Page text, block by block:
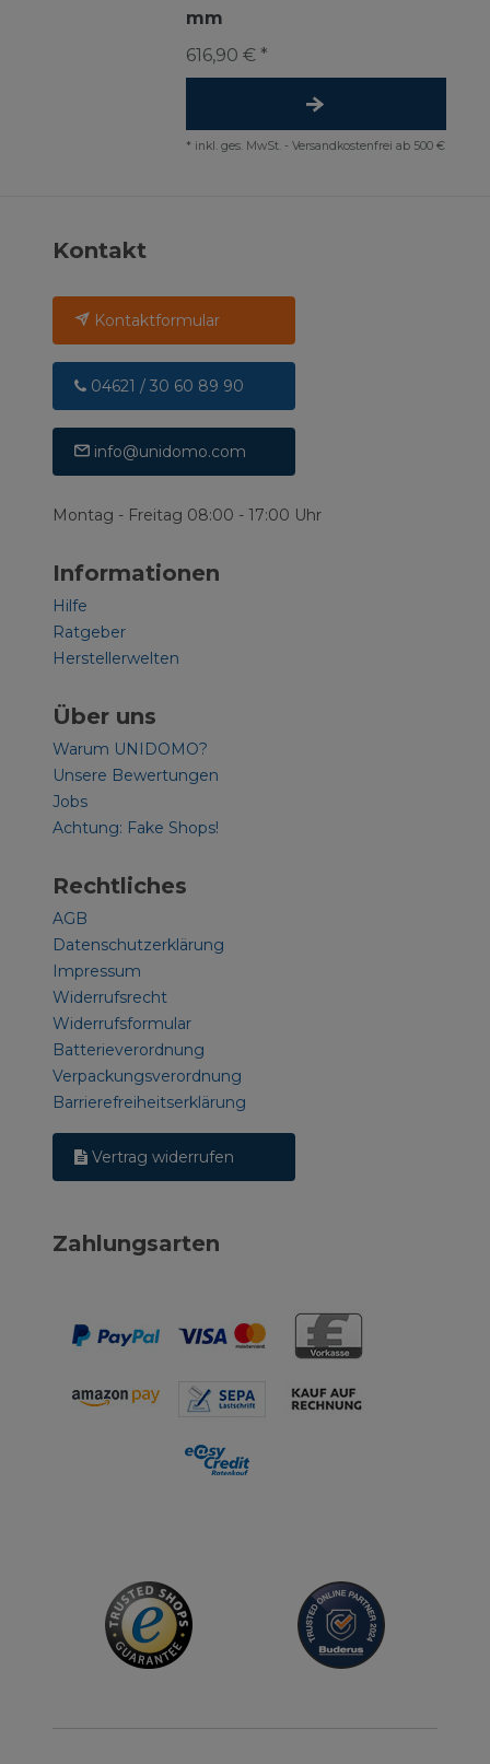
mm
616,90 € *
* inkl. ges. MwSt. - Versandkostenfrei ab 500 €
Kontakt
Kontaktformular
04621 / 30 60 89 90
info@unidomo.com
Montag - Freitag 08:00 - 17:00 Uhr
Informationen
Hilfe
Ratgeber
Herstellerwelten
Über uns
Warum UNIDOMO?
Unsere Bewertungen
Jobs
Achtung: Fake Shops!
Rechtliches
AGB
Datenschutzerklärung
Impressum
Widerrufsrecht
Widerrufsformular
Batterieverordnung
Verpackungsverordnung
Barrierefreiheitserklärung
Vertrag widerrufen
Zahlungsarten